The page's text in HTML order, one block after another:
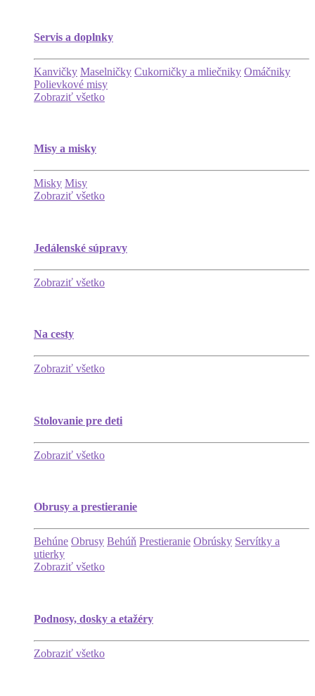
Servis a doplnky
Kanvičky Maselničky Cukorničky a mliečniky Omáčniky
Polievkové misy
Zobraziť všetko
Misy a misky
Misky Misy
Zobraziť všetko
Jedálenské súpravy
Zobraziť všetko
Na cesty
Zobraziť všetko
Stolovanie pre deti
Zobraziť všetko
Obrusy a prestieranie
Behúne Obrusy Behúň Prestieranie Obrúsky Servítky a
utierky
Zobraziť všetko
Podnosy, dosky a etažéry
Zobraziť všetko